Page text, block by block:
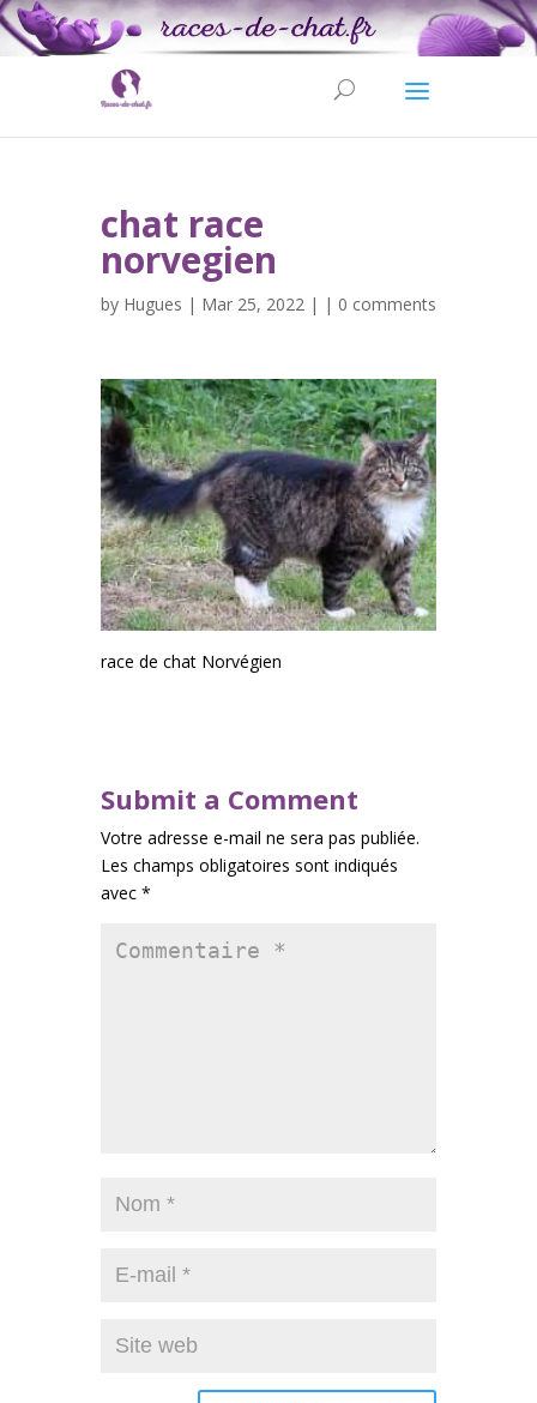
chat race
norvegien
by Hugues | Mar 25, 2022 | | 0 comments
race de chat Norvégien
Submit a Comment
Votre adresse e-mail ne sera pas publiée.
Les champs obligatoires sont indiqués
avec *